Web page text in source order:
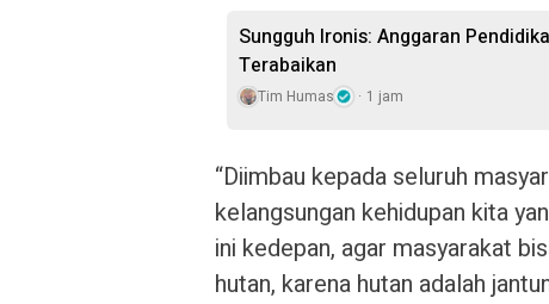
Sungguh Ironis: Anggaran
Terabaikan
Tim Humas 1 jam
“Diimbau kepada seluruh
kelangsungan kehidupan kita
ini kedepan, agar masyarakat
hutan, karena hutan adalah